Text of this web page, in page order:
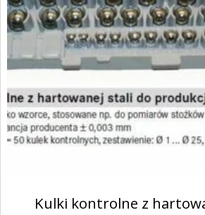
Kulki kontrolne z